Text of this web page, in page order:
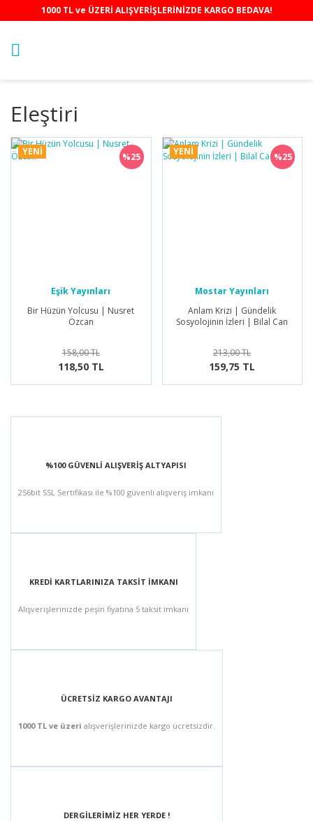
1000 TL ve ÜZERİ ALIŞVERİŞLERİNİZDE KARGO BEDAVA!
Eleştiri
YENİ %25
Eşik Yayınları
Bir Hüzün Yolcusu | Nusret
Özcan
158,00 TL
118,50 TL
YENİ %25
Mostar Yayınları
Anlam Krizi | Gündelik
Sosyolojinin İzleri | Bilal Can
213,00 TL
159,75 TL
%100 GÜVENLİ ALIŞVERİŞ ALTYAPISI
256bit SSL Sertifikası ile %100 güvenli alışveriş imkanı
KREDİ KARTLARINIZA TAKSİT İMKANI
Alışverişlerinizde peşin fiyatına 5 taksit imkanı
ÜCRETSİZ KARGO AVANTAJI
1000 TL ve üzeri alışverişlerinizde kargo ücretsizdir.
DERGİLERİMİZ HER YERDE !